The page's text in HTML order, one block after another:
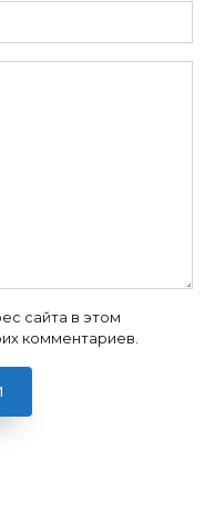
сайта в этом
комментариев.